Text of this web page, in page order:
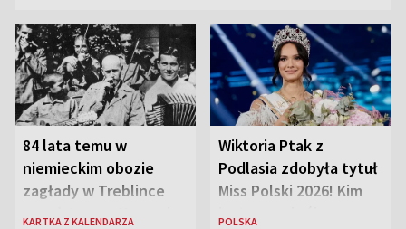
84 lata temu w
niemieckim obozie
zagłady w Treblince
zmarł Janusz Korczak
KARTKA Z KALENDARZA
Wiktoria Ptak z
Podlasia zdobyła tytuł
Miss Polski 2026! Kim
jest nowa królowa
POLSKA